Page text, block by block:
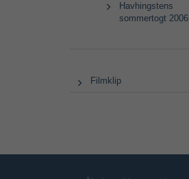
Havhingstens
sommertogt 2006
Filmklip